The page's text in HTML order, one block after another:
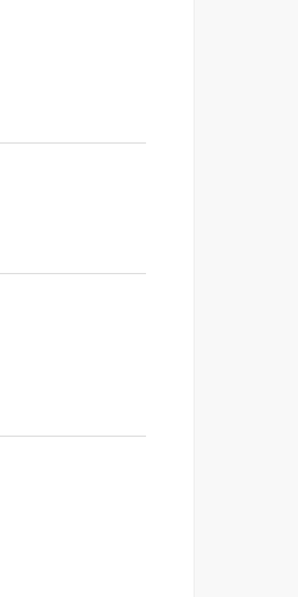
KI KOMENTUJE